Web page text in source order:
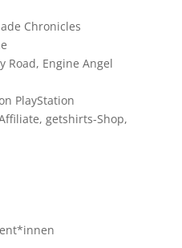
Chronicles
Road, Engine Angel
PlayStation
getshirts-Shop,